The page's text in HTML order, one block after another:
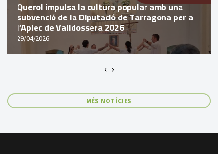
Querol impulsa la cultura popular amb una
subvenció de la Diputació de Tarragona per a
l’Aplec de Valldossera 2026
29/04/2026
‹ ›
MÉS NOTÍCIES